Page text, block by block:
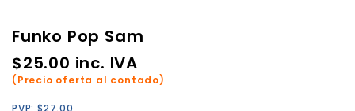
Funko Pop Sam
$25.00 inc. IVA
(Precio oferta al contado)
PVP: $27.00